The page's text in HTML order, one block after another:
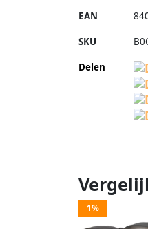
EAN
SKU
Delen
1%